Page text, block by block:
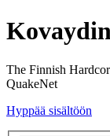
The Finnish
QuakeNet
Hyppää sisältöön